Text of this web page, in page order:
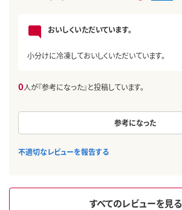
おいしくいただいています。
小分けに冷凍しておいしくいただいています。
0人が『参考になった』と投稿しています。
参考になった
不適切なレビューを報告する
すべてのレビューを見る